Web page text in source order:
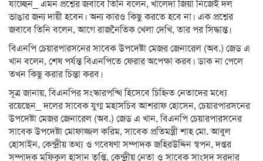
যাচ্ছেন_ এমন প্রশ্নের জবাবে তিনি বলেন, খালেদা জিয়া নিজেই দল
ভাঙার জন্য দায়ী হবেন। অন্য কারও কিছু করতে হবে না। এক প্রশ্নের
জবাবে তিনি বলেন, আগে রাজনৈতিক খেলা দেখি, তার পর সিদ্ধান্ত।
বিএনপি চেয়ারপারসনের সাবেক উপদেষ্টা মেজর জেনারেল (অব.) জেড এ
খান বলেন, শেষ পর্যন্ত বিএনপিতে ফেরার অপেক্ষা করব। ডাক না পেলে
তখন কিছু করার চিন্তা করব।
সূত্র জানায়, বিএনপির সংস্কারপন্থি হিসেবে চিহ্নিত নেতাদের মধ্যে
রয়েছেন_ দলের সাবেক যুগ্ম মহাসচিব আশরাফ হোসেন, চেয়ারপারসনের
উপদেষ্টা মেজর জেনারেল (অব.) জেড এ খান, বিএনপি চেয়ারপারসনের
সাবেক উপদেষ্টা মোফাজ্জল করিম, সাবেক প্রতিমন্ত্রী শাহ মো. আবুল
হোসাইন, কেন্দ্রীয় তথ্য ও গবেষণা সম্পাদক জহিরউদ্দিন স্বপন, দপ্তর
সম্পাদক মফিকুল হাসান তৃপ্তি, কেন্দ্রীয় নেতা ও সাবেক সাংসদ সরদার